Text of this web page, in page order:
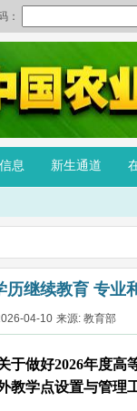
息 新生通道
历继续教育 专业
04-10 来源: 教育部
于做好2026年度高
教学点设置与管理